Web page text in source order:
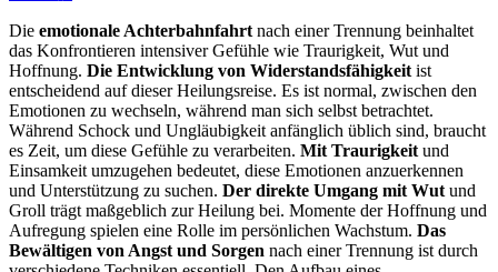
Die emotionale Achterbahnfahrt nach einer Trennung beinhaltet
das Konfrontieren intensiver Gefühle wie Traurigkeit, Wut und
Hoffnung. Die Entwicklung von Widerstandsfähigkeit ist
entscheidend auf dieser Heilungsreise. Es ist normal, zwischen den
Emotionen zu wechseln, während man sich selbst betrachtet.
Während Schock und Ungläubigkeit anfänglich üblich sind, braucht
es Zeit, um diese Gefühle zu verarbeiten. Mit Traurigkeit und
Einsamkeit umzugehen bedeutet, diese Emotionen anzuerkennen
und Unterstützung zu suchen. Der direkte Umgang mit Wut und
Groll trägt maßgeblich zur Heilung bei. Momente der Hoffnung und
Aufregung spielen eine Rolle im persönlichen Wachstum. Das
Bewältigen von Angst und Sorgen nach einer Trennung ist durch